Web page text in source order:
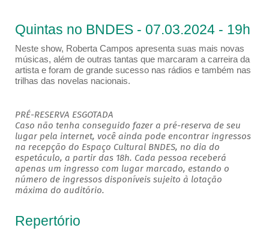
Quintas no BNDES - 07.03.2024 - 19h
Neste show, Roberta Campos apresenta suas mais novas
músicas, além de outras tantas que marcaram a carreira da
artista e foram de grande sucesso nas rádios e também nas
trilhas das novelas nacionais.
PRÉ-RESERVA ESGOTADA
Caso não tenha conseguido fazer a pré-reserva de seu
lugar pela internet, você ainda pode encontrar ingressos
na recepção do Espaço Cultural BNDES, no dia do
espetáculo, a partir das 18h. Cada pessoa receberá
apenas um ingresso com lugar marcado, estando o
número de ingressos disponíveis sujeito à lotação
máxima do auditório.
Repertório